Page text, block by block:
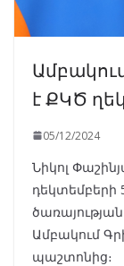
է ՔԿԾ
05/12/2024
Նիկոլ
Ամբակում
պաշտոնից։